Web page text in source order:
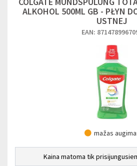
ALKOHOL 500ML GB - PŁYN
USTNEJ
EAN:
mažas
Kaina matoma tik